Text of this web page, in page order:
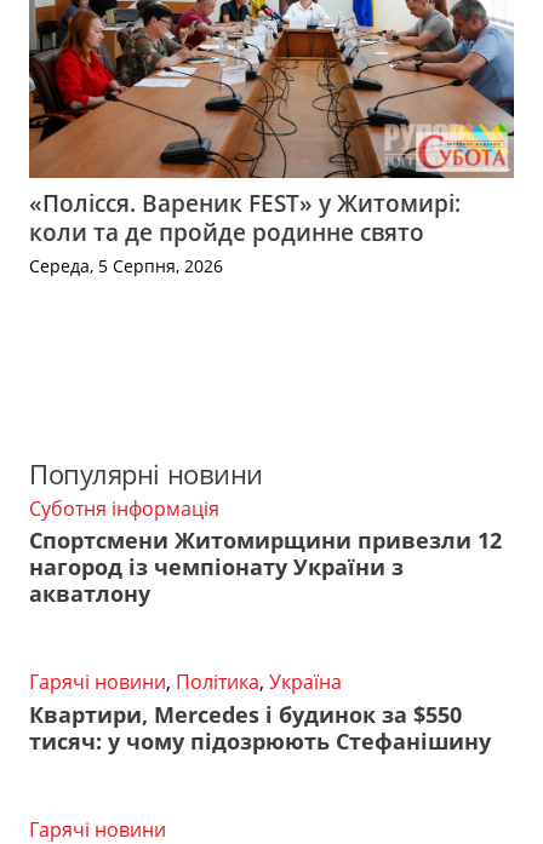
«Полісся. Вареник FEST» у Житомирі:
коли та де пройде родинне свято
Середа, 5 Серпня, 2026
Популярні новини
Суботня інформація
Спортсмени Житомирщини привезли 12
нагород із чемпіонату України з
акватлону
Гарячі новини, Політика, Україна
Квартири, Mercedes і будинок за $550
тисяч: у чому підозрюють Стефанішину
Гарячі новини